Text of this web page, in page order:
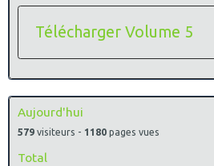
Télécharger Volume 5
Aujourd'hui
579 visiteurs - 1180 pages vues
Total